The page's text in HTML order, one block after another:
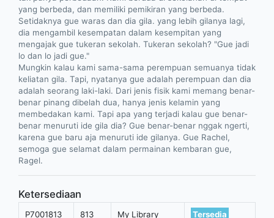
yang berbeda, dan memiliki pemikiran yang berbeda.
Setidaknya gue waras dan dia gila. yang lebih gilanya lagi,
dia mengambil kesempatan dalam kesempitan yang
mengajak gue tukeran sekolah. Tukeran sekolah? "Gue jadi
lo dan lo jadi gue."
Mungkin kalau kami sama-sama perempuan semuanya tidak
keliatan gila. Tapi, nyatanya gue adalah perempuan dan dia
adalah seorang laki-laki. Dari jenis fisik kami memang benar-
benar pinang dibelah dua, hanya jenis kelamin yang
membedakan kami. Tapi apa yang terjadi kalau gue benar-
benar menuruti ide gila dia? Gue benar-benar nggak ngerti,
karena gue baru aja menuruti ide gilanya. Gue Rachel,
semoga gue selamat dalam permainan kembaran gue,
Ragel.
Ketersediaan
P7001813
813
My Library
Tersedia